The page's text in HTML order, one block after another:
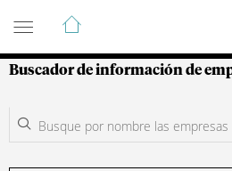
Guía de Empresas
Buscador de información de